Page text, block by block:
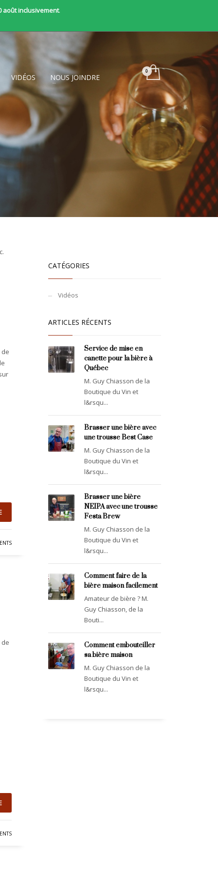
août inclusivement.
VIDÉOS NOUS JOINDRE
de
de
CATÉGORIES
Vidéos
ARTICLES RÉCENTS
Service de mise en
canette pour la bière à
Québec
M. Guy Chiasson de la
Boutique du Vin et
l&rsqu...
Brasser une bière avec
une trousse Best Case
M. Guy Chiasson de la
Boutique du Vin et
l&rsqu...
Brasser une bière
NEIPA avec une trousse
Festa Brew
M. Guy Chiasson de la
Boutique du Vin et
l&rsqu...
Comment faire de la
bière maison facilement
Amateur de bière ? M.
Guy Chiasson, de la
Bouti...
Comment embouteiller
sa bière maison
M. Guy Chiasson de la
Boutique du Vin et
l&rsqu...